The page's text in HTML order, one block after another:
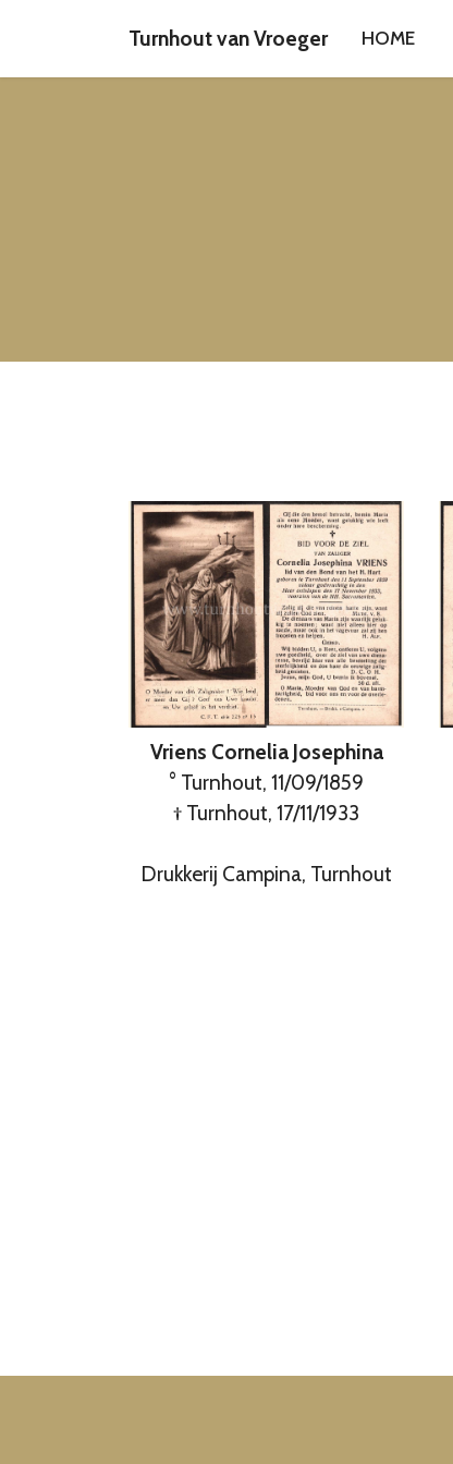
Turnhout van Vroeger HOME
Vriens Cornelia Josephina
° Turnhout, 11/09/1859
† Turnhout, 17/11/1933
Drukkerij Campina, Turnhout